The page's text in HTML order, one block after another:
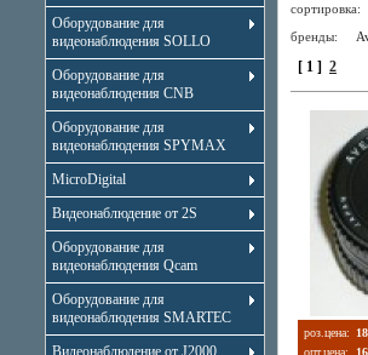
Оборудование для
видеонаблюдения SOLLO
Оборудование для
видеонаблюдения CNB
Оборудование для
видеонаблюдения SPYMAX
MicroDigital
Видеонаблюдение от 2S
Оборудование для
видеонаблюдения Qcam
Оборудование для
видеонаблюдения SMARTEC
Видеонаблюдение от J2000
бренды:
[ 1 ] 2
роз.цена:
опт.цена: